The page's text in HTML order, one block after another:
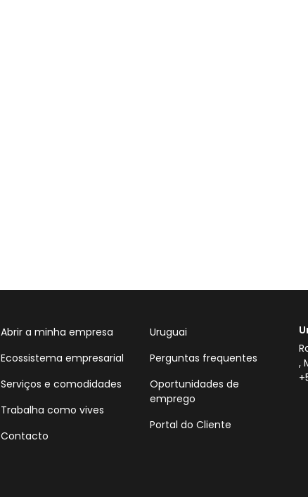
Abrir a minha empresa
Ecossistema empresarial
Serviços e comodidades
Trabalha como vives
Contacto
Uruguai
Perguntas frequentes
Oportunidades de
emprego
Portal do Cliente
,